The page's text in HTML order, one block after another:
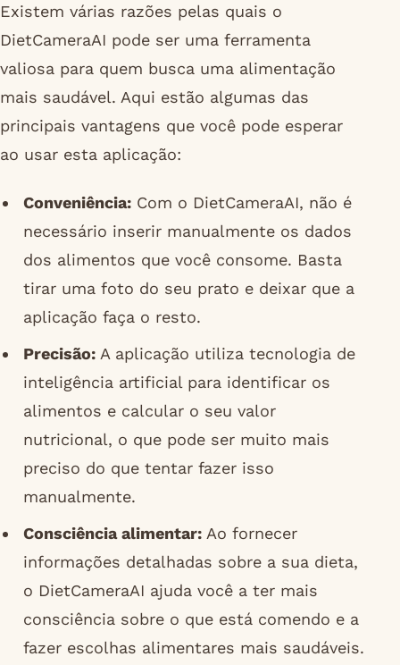
Existem várias razões pelas quais o
DietCameraAI pode ser uma ferramenta
valiosa para quem busca uma alimentação
mais saudável. Aqui estão algumas das
principais vantagens que você pode esperar
ao usar esta aplicação:
Conveniência:Com o DietCameraAI, não é
necessário inserir manualmente os dados
dos alimentos que você consome. Basta
tirar uma foto do seu prato e deixar que a
aplicação faça o resto.
Precisão:A aplicação utiliza tecnologia de
inteligência artificial para identificar os
alimentos e calcular o seu valor
nutricional, o que pode ser muito mais
preciso do que tentar fazer isso
manualmente.
Consciência alimentar:Ao fornecer
informações detalhadas sobre a sua dieta,
o DietCameraAI ajuda você a ter mais
consciência sobre o que está comendo e a
fazer escolhas alimentares mais saudáveis.